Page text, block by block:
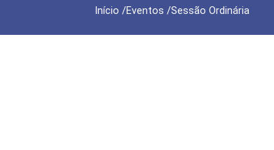
Início /Eventos /Sessão Ordinária